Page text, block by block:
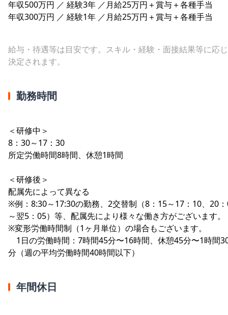
年収500万円 ／ 経験3年 ／月給25万円＋賞与＋各種手当
年収300万円 ／ 経験1年 ／月給25万円＋賞与＋各種手当
給与・待遇等は目安です。スキル・経験・面接結果等に応
決定されます。
勤務時間
＜研修中＞
8：30～17：30
所定労働時間8時間、休憩1時間
＜研修後＞
配属先によって異なる
※例：8:30～17:30の勤務、2交替制（8：15～17：10、20
～翌5：05）等、配属先により様々な働き方がございます。
※変形労働時間制（1ヶ月単位）の場合もございます。
1日の労働時間：7時間45分〜16時間、休憩45分〜1時間
分（週の平均労働時間40時間以下）
年間休日